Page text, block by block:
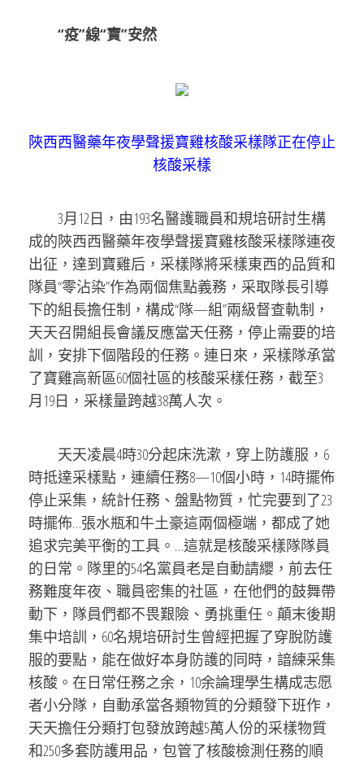
“疫”線“寶”安然
陜西西醫藥年夜學聲援寶雞核酸采樣隊正在停止
核酸采樣
3月12日，由193名醫護職員和規培研討生構
成的陜西西醫藥年夜學聲援寶雞核酸采樣隊連夜
出征，達到寶雞后，采樣隊將采樣東西的品質和
隊員“零沾染”作為兩個焦點義務，采取隊長引導
下的組長擔任制，構成“隊—組”兩級督查軌制，
天天召開組長會議反應當天任務，停止需要的培
訓，安排下個階段的任務。連日來，采樣隊承當
了寶雞高新區60個社區的核酸采樣任務，截至3
月19日，采樣量跨越38萬人次。
天天凌晨4時30分起床洗漱，穿上防護服，6
時抵達采樣點，連續任務8—10個小時，14時擺佈
停止采集，統計任務、盤點物質，忙完要到了23
時擺佈…張水瓶和牛土豪這兩個極端，都成了她
追求完美平衡的工具。…這就是核酸采樣隊隊員
的日常。隊里的54名黨員老是自動請纓，前去任
務難度年夜、職員密集的社區，在他們的鼓舞帶
動下，隊員們都不畏艱險、勇挑重任。顛末後期
集中培訓，60名規培研討生曾經把握了穿脫防護
服的要點，能在做好本身防護的同時，諳練采集
核酸。在日常任務之余，10余論理學生構成志愿
者小分隊，自動承當各類物質的分類發下班作，
天天擔任分類打包發放跨越5萬人份的采樣物質
和250多套防護用品，包管了核酸檢測任務的順